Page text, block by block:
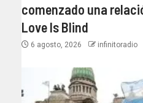
comenzado una
Love Is Blind
6 agosto, 2026 infinitoradio